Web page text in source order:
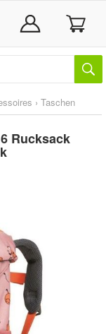
› Taschen
Rucksack